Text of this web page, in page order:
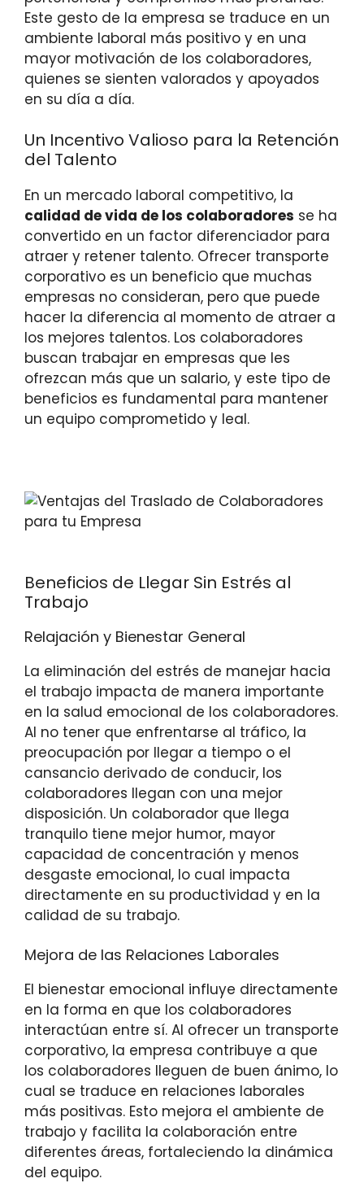
Este gesto de la empresa se traduce en un
ambiente laboral más positivo y en una
mayor motivación de los colaboradores,
quienes se sienten valorados y apoyados
en su día a día.
Un Incentivo Valioso para la Retención
del Talento
En un mercado laboral competitivo, la
calidad de vida de los colaboradores se ha
convertido en un factor diferenciador para
atraer y retener talento. Ofrecer transporte
corporativo es un beneficio que muchas
empresas no consideran, pero que puede
hacer la diferencia al momento de atraer a
los mejores talentos. Los colaboradores
buscan trabajar en empresas que les
ofrezcan más que un salario, y este tipo de
beneficios es fundamental para mantener
un equipo comprometido y leal.
Beneficios de Llegar Sin Estrés al
Trabajo
Relajación y Bienestar General
La eliminación del estrés de manejar hacia
el trabajo impacta de manera importante
en la salud emocional de los colaboradores.
Al no tener que enfrentarse al tráfico, la
preocupación por llegar a tiempo o el
cansancio derivado de conducir, los
colaboradores llegan con una mejor
disposición. Un colaborador que llega
tranquilo tiene mejor humor, mayor
capacidad de concentración y menos
desgaste emocional, lo cual impacta
directamente en su productividad y en la
calidad de su trabajo.
Mejora de las Relaciones Laborales
El bienestar emocional influye directamente
en la forma en que los colaboradores
interactúan entre sí. Al ofrecer un transporte
corporativo, la empresa contribuye a que
los colaboradores lleguen de buen ánimo, lo
cual se traduce en relaciones laborales
más positivas. Esto mejora el ambiente de
trabajo y facilita la colaboración entre
diferentes áreas, fortaleciendo la dinámica
del equipo.